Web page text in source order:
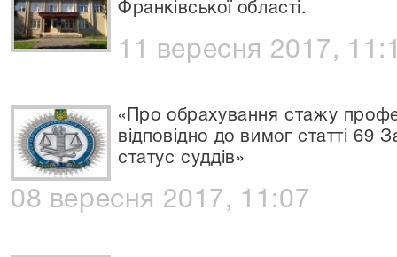
Франківської області.
11 вересня 2017,
«Про обрахування стажу
відповідно до вимог статті 69
статус суддів»
08 вересня 2017, 11:07